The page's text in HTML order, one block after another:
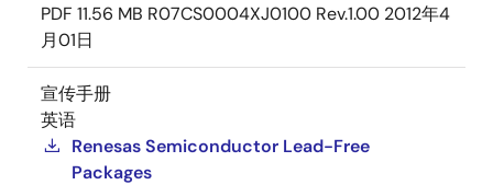
PDF 11.56 MB R07CS0004XJ0100 Rev.1.00 2012年4
月01日
宣传手册
英语
Renesas Semiconductor Lead-Free
Packages